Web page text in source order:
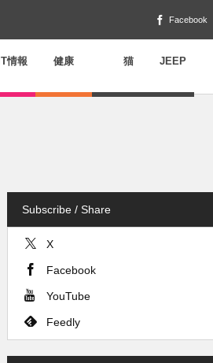
Facebook
IT情報 健康 猫 JEEP
Subscribe / Share
X
Facebook
YouTube
Feedly